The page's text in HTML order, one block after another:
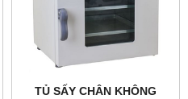
TỦ SẤY CHÂN KHÔNG